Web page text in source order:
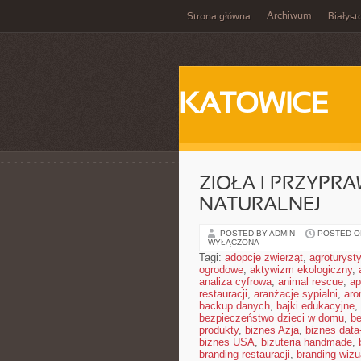
Strona główna Archiwum
KATOWICE
ZIOŁA I
NATURALNEJ
POSTED BY ADMIN POSTED
WYŁĄCZONA
Tagi: adopcje zwierząt,
ogrodowe, aktywizm ekologiczny,
analiza cyfrowa, animal rescue,
restauracji, aranżacje sypialni,
backup danych, bajki edukacyjne,
bezpieczeństwo dzieci w domu,
produkty, biznes Azja, biznes
biznes USA, bizuteria handmade,
branding restauracji, branding